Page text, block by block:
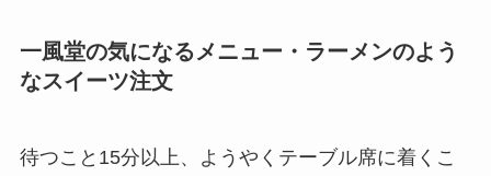
一風堂の気になるメニュー・ラーメンのよう
なスイーツ注文
待つこと15分以上、ようやくテーブル席に着くこ